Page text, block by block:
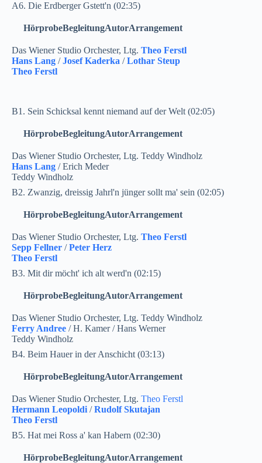
A6. Die Erdberger Gstett'n (02:35)
HörprobeBegleitungAutorArrangement
Das Wiener Studio Orchester, Ltg. Theo Ferstl
Hans Lang /Josef Kaderka /Lothar Steup
Theo Ferstl
B1. Sein Schicksal kennt niemand auf der Welt (02:05)
HörprobeBegleitungAutorArrangement
Das Wiener Studio Orchester, Ltg. Teddy Windholz
Hans Lang / Erich Meder
Teddy Windholz
B2. Zwanzig, dreissig Jahrl'n jünger sollt ma' sein (02:05)
HörprobeBegleitungAutorArrangement
Das Wiener Studio Orchester, Ltg. Theo Ferstl
Sepp Fellner /Peter Herz
Theo Ferstl
B3. Mit dir möcht' ich alt werd'n (02:15)
HörprobeBegleitungAutorArrangement
Das Wiener Studio Orchester, Ltg. Teddy Windholz
Ferry Andree / H. Kamer / Hans Werner
Teddy Windholz
B4. Beim Hauer in der Anschicht (03:13)
HörprobeBegleitungAutorArrangement
Das Wiener Studio Orchester, Ltg. Theo Ferstl
Hermann Leopoldi /Rudolf Skutajan
Theo Ferstl
B5. Hat mei Ross a' kan Habern (02:30)
HörprobeBegleitungAutorArrangement